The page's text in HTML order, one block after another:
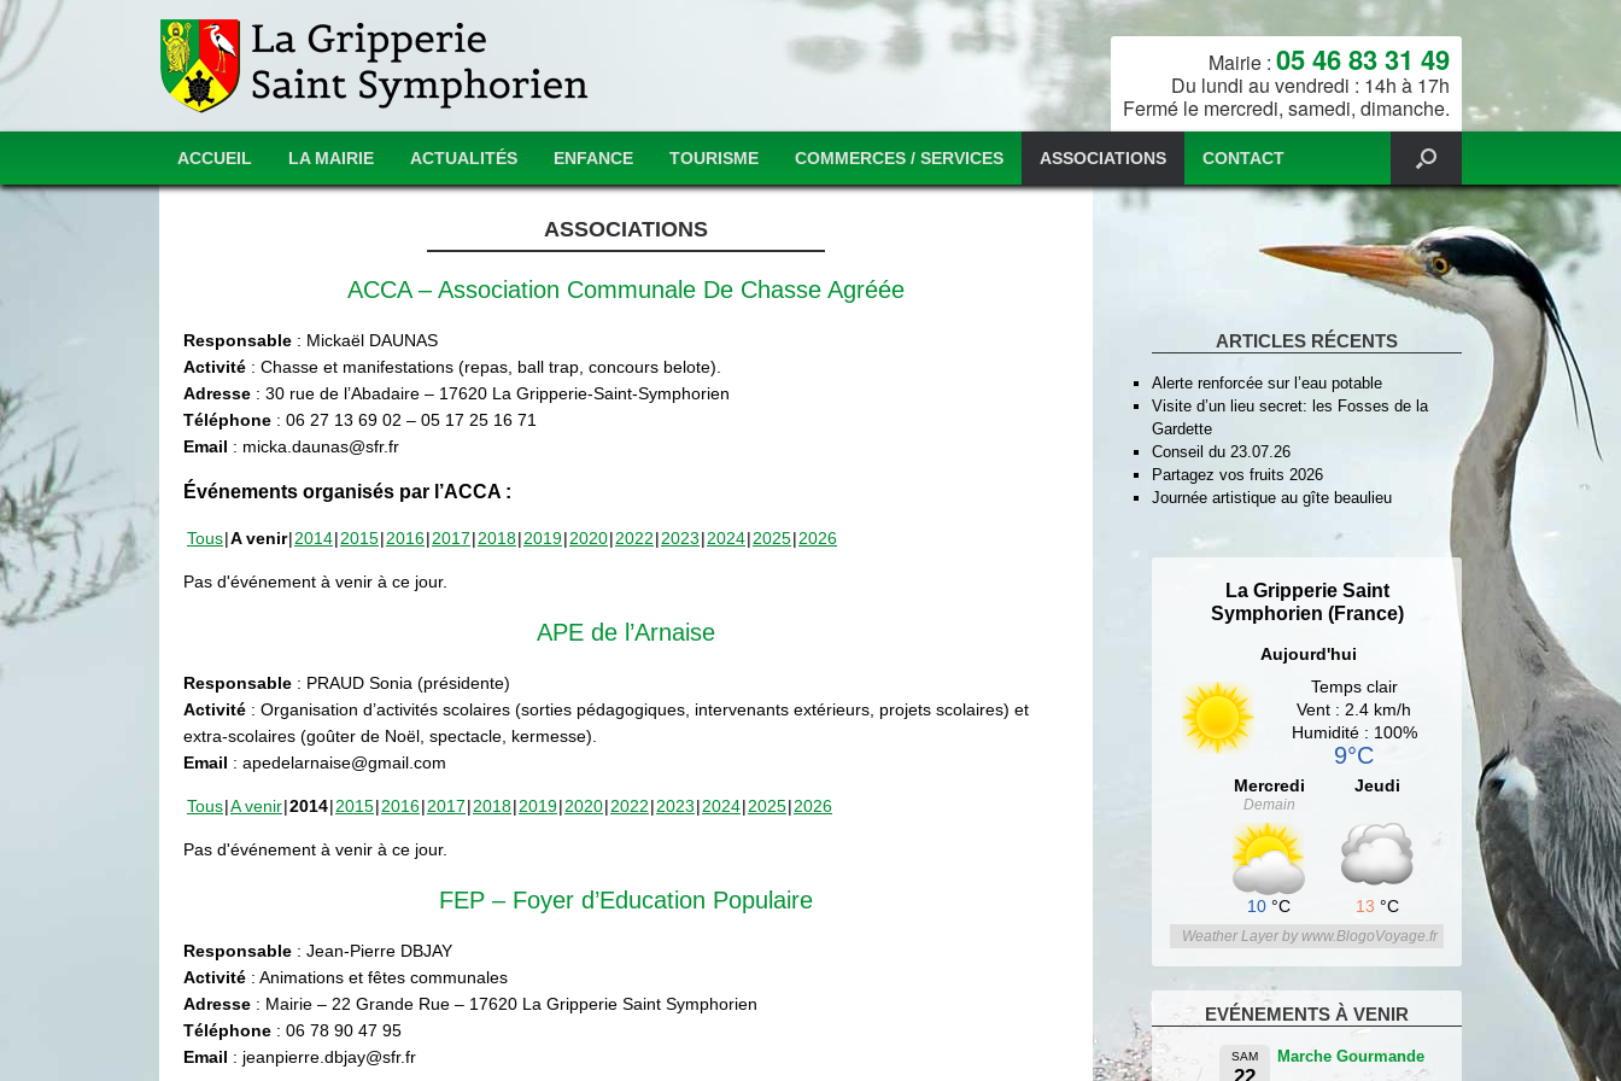
Mairie : 05 46 83 31 49
Du lundi au vendredi : 14h à 17h
Fermé le mercredi, samedi, dimanche.
ACCUEIL LA MAIRIE ACTUALITÉS ENFANCE TOURISME COMMERCES / SERVICES ASSOCIATIONS CONTACT
ASSOCIATIONS
ACCA – Association Communale De Chasse Agréée
Responsable : Mickaël DAUNAS
Activité : Chasse et manifestations (repas, ball trap, concours belote).
Adresse : 30 rue de l’Abadaire – 17620 La Gripperie-Saint-Symphorien
Téléphone : 06 27 13 69 02 – 05 17 25 16 71
Email : micka.daunas@sfr.fr
Événements organisés par l’ACCA :
Tous A venir 2014 2015 2016 2017 2018 2019 2020 2022 2023 2024 2025 2026
Pas d'événement à venir à ce jour.
APE de l’Arnaise
Responsable : PRAUD Sonia (présidente)
Activité : Organisation d’activités scolaires (sorties pédagogiques, intervenants extérieurs, projets scolaires) et
extra-scolaires (goûter de Noël, spectacle, kermesse).
Email : apedelarnaise@gmail.com
Tous A venir 2014 2015 2016 2017 2018 2019 2020 2022 2023 2024 2025 2026
Pas d'événement à venir à ce jour.
FEP – Foyer d’Education Populaire
Responsable : Jean-Pierre DBJAY
Activité : Animations et fêtes communales
Adresse : Mairie – 22 Grande Rue – 17620 La Gripperie Saint Symphorien
Téléphone : 06 78 90 47 95
Email : jeanpierre.dbjay@sfr.fr
ARTICLES RÉCENTS
Alerte renforcée sur l’eau potable
Visite d’un lieu secret: les Fosses de la
Gardette
Conseil du 23.07.26
Partagez vos fruits 2026
Journée artistique au gîte beaulieu
La Gripperie Saint
Symphorien (France)
Aujourd'hui
Temps clair
Vent : 2.4 km/h
Humidité : 100%
9°C
Mercredi
Demain
10 °C
Jeudi
13 °C
Weather Layer by www.BlogoVoyage.fr
EVÉNEMENTS À VENIR
SAM Marche Gourmande